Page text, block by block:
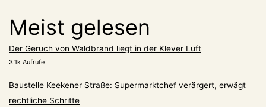
Meist gelesen
Der Geruch von Waldbrand liegt in der Klever Luft
3.1k Aufrufe
Baustelle Keekener Straße: Supermarktchef verärgert, erwägt
rechtliche Schritte